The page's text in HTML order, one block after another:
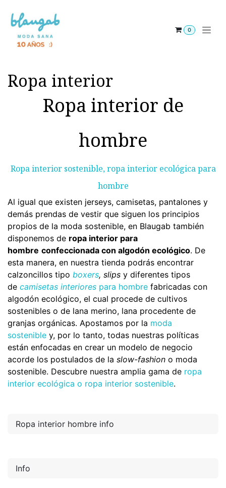
0
Ropa interior
Ropa interior de
hombre
Ropa interior sostenible, ropa interior ecológica para
hombr​e
Al igual que existen jerseys, camisetas, pantalones y
demás prendas de vestir que siguen los principios
propios de la moda sostenible, en Blaugab también
disponemos de ropa interior para
hombre confeccionada con algodón ecológico. De
esta manera, en nuestra tienda podrás encontrar
calzoncillos tipo boxers, slips y diferentes tipos
de camisetas interiores para hombre fabricadas con
algodón ecológico, el cual procede de cultivos
sostenibles o de lana merino, lana procedente de
granjas orgánicas. Apostamos por la moda
sostenible y, por lo tanto, todas nuestras políticas
están enfocadas en crear un modelo de negocio
acorde los postulados de la slow-fashion o moda
sostenible. Descubre nuestra amplia gama de ropa
interior ecológica o ropa interior sostenible.
Ropa interior hombre info
Info